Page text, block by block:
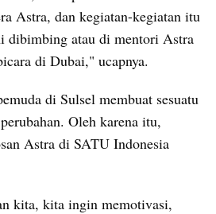
Astra, dan kegiatan-kegiatan itu
dibimbing atau di mentori Astra
di Dubai," ucapnya.
di Sulsel membuat sesuatu
Oleh karena itu,
Astra di SATU Indonesia
kita, kita ingin memotivasi,